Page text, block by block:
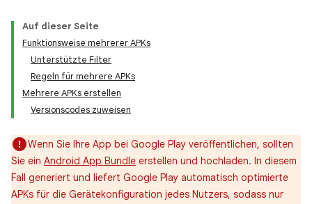
Auf dieser Seite
Funktionsweise mehrerer APKs
Unterstützte Filter
Regeln für mehrere APKs
Mehrere APKs erstellen
Versionscodes zuweisen
Wenn Sie Ihre App bei Google Play veröffentlichen, sollten
Sie ein Android App Bundle erstellen und hochladen. In diesem
Fall generiert und liefert Google Play automatisch optimierte
APKs für die Gerätekonfiguration jedes Nutzers, sodass nur